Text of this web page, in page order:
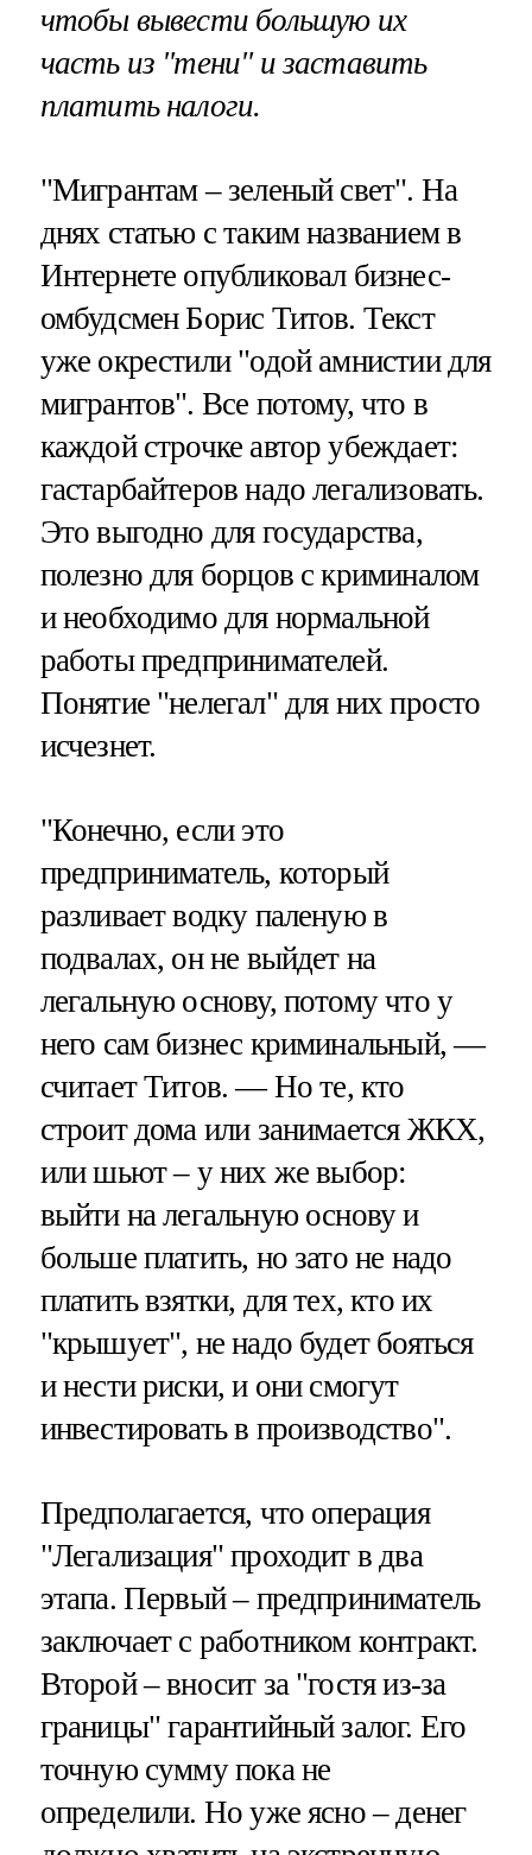
чтобы вывести большую их
часть из "тени" и заставить
платить налоги.
"Мигрантам – зеленый свет". На
днях статью с таким названием в
Интернете опубликовал бизнес-
омбудсмен Борис Титов. Текст
уже окрестили "одой амнистии для
мигрантов". Все потому, что в
каждой строчке автор убеждает:
гастарбайтеров надо легализовать.
Это выгодно для государства,
полезно для борцов с криминалом
и необходимо для нормальной
работы предпринимателей.
Понятие "нелегал" для них просто
исчезнет.
"Конечно, если это
предприниматель, который
разливает водку паленую в
подвалах, он не выйдет на
легальную основу, потому что у
него сам бизнес криминальный, —
считает Титов. — Но те, кто
строит дома или занимается ЖКХ,
или шьют – у них же выбор:
выйти на легальную основу и
больше платить, но зато не надо
платить взятки, для тех, кто их
"крышует", не надо будет бояться
и нести риски, и они смогут
инвестировать в производство".
Предполагается, что операция
"Легализация" проходит в два
этапа. Первый – предприниматель
заключает с работником контракт.
Второй – вносит за "гостя из-за
границы" гарантийный залог. Его
точную сумму пока не
определили. Но уже ясно – денег